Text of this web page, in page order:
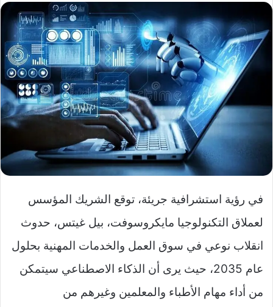
في رؤية استشرافية جريئة، توقع الشريك المؤسس
لعملاق التكنولوجيا مايكروسوفت، بيل غيتس، حدوث
انقلاب نوعي في سوق العمل والخدمات المهنية بحلول
عام 2035، حيث يرى أن الذكاء الاصطناعي سيتمكن
من أداء مهام الأطباء والمعلمين وغيرهم من